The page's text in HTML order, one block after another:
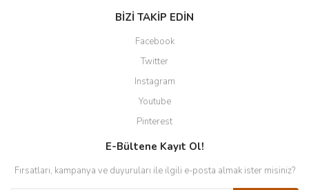
BİZİ TAKİP EDİN
Facebook
Twitter
Instagram
Youtube
Pinterest
E-Bültene Kayıt Ol!
Fırsatları, kampanya ve duyuruları ile ilgili e-posta almak ister misiniz?